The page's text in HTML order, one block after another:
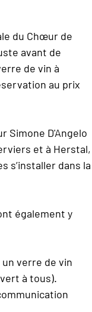
du Chœur de
avant de
de vin à
au prix
Simone D'Angelo
et à Herstal,
s’installer dans la
également y
verre de vin
à tous).